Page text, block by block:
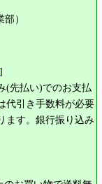
）
]
(先払い)でのお支払
代引き手数料が必要
ます。銀行振り込み